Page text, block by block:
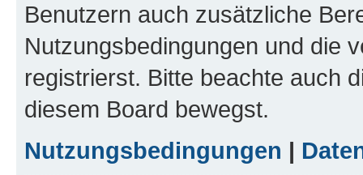
Benutzern auch zusätzliche
Nutzungsbedingungen und die
registrierst. Bitte beachte auch
diesem Board bewegst.
Nutzungsbedingungen |